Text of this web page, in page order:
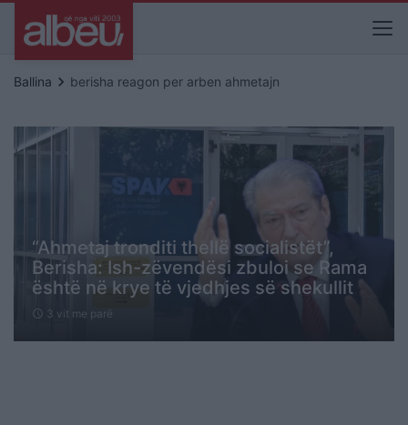
Ballina keyboard_arrow_right berisha reagon per arben ahmetajn
“Ahmetaj tronditi thellë socialistët”,
Berisha: Ish-zëvendësi zbuloi se Rama
është në krye të vjedhjes së shekullit
schedule 3 vit me parë